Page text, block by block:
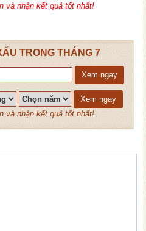
và nhận kết quả tốt nhất!
TRONG THÁNG 7
Xem ngay
Xem ngay
và nhận kết quả tốt nhất!